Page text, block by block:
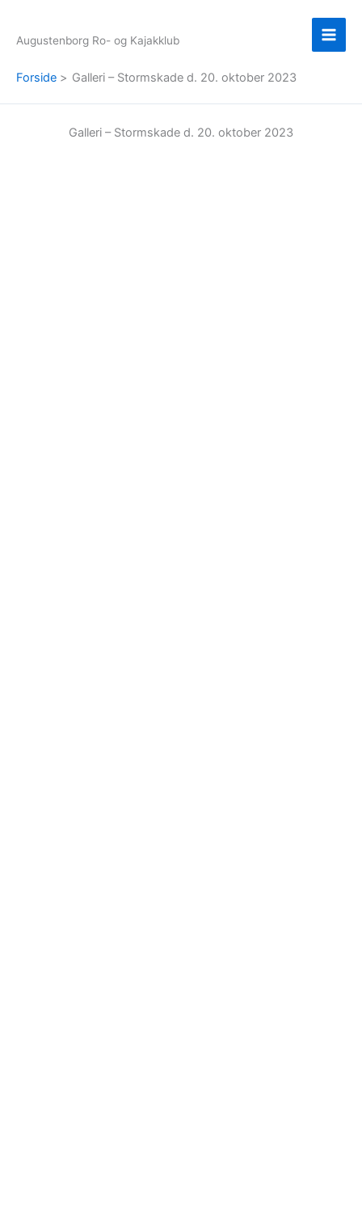
indholdet
Augustenborg Ro- og Kajakklub
Forside Galleri – Stormskade d. 20. oktober 2023
Galleri – Stormskade d. 20. oktober 2023